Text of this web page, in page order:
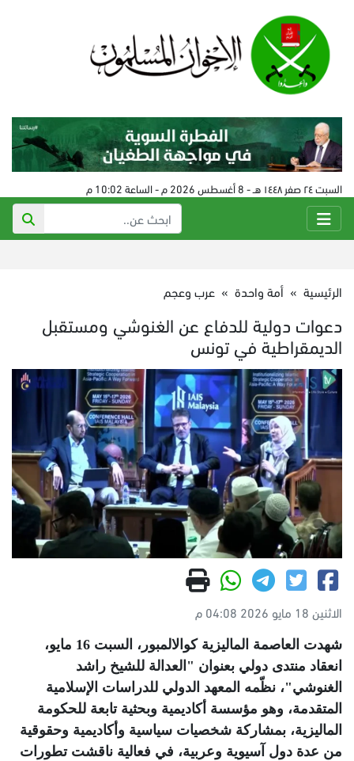
السبت ٢٤ صفر ١٤٤٨ هـ - 8 أغسطس 2026 م - الساعة 10:02 م
الرئيسية » أمة واحدة » عرب وعجم
دعوات دولية للدفاع عن الغنوشي ومستقبل
الديمقراطية في تونس
الاثنين 18 مايو 2026 04:08 م
شهدت العاصمة الماليزية كوالالمبور، السبت 16 مايو،
انعقاد منتدى دولي بعنوان "العدالة للشيخ راشد
الغنوشي"، نظّمه المعهد الدولي للدراسات الإسلامية
المتقدمة، وهو مؤسسة أكاديمية وبحثية تابعة للحكومة
الماليزية، بمشاركة شخصيات سياسية وأكاديمية وحقوقية
من عدة دول آسيوية وعربية، في فعالية ناقشت تطورات